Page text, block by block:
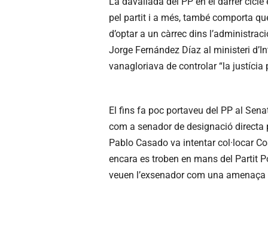
pel partit i a més, també comporta
d’optar a un càrrec dins
Jorge Fernández Díaz al ministeri
vanagloriava de controlar “la justícia
El fins fa poc portaveu del PP al
com a senador de designació
Pablo Casado va intentar col·locar
encara es troben en mans del Partit
veuen l’exsenador com una